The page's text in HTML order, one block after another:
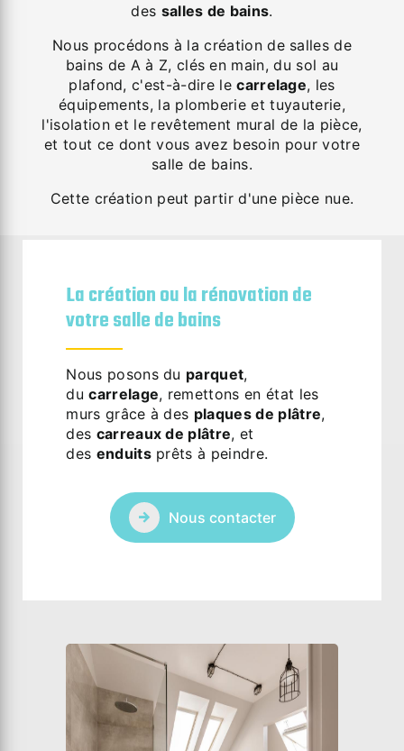
des salles de bains.
Nous procédons à la création de salles de
bains de A à Z, clés en main, du sol au
plafond, c'est-à-dire lecarrelage, les
équipements, la plomberie et tuyauterie,
l'isolation et le revêtement mural de la pièce,
et tout ce dont vous avez besoin pour votre
salle de bains.
Cette création peut partir d'une pièce nue.
La création ou la rénovation de
votre salle de bains
Nous posons du parquet,
ducarrelage, remettons en état les
murs grâce à des plaques de plâtre,
des carreaux de plâtre, et
des enduitsprêts à peindre.
Nous contacter